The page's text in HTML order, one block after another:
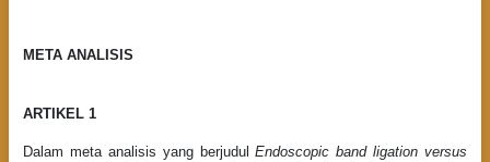
META ANALISIS
ARTIKEL 1
Dalam meta analisis yang berjudulEndoscopic band ligation versus